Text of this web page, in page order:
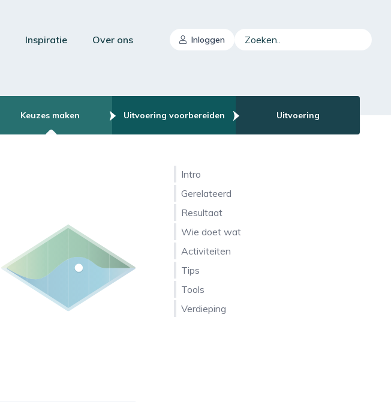
Inspiratie Over ons Inloggen Zoeken..
Keuzes maken Uitvoering voorbereiden Uitvoering
Intro
Gerelateerd
Resultaat
Wie doet wat
Activiteiten
Tips
Tools
Verdieping